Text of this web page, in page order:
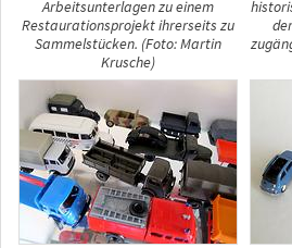
Arbeitsunterlagen zu einem
Restaurationsprojekt ihrerseits zu
Sammelstücken. (Foto: Martin
Krusche)